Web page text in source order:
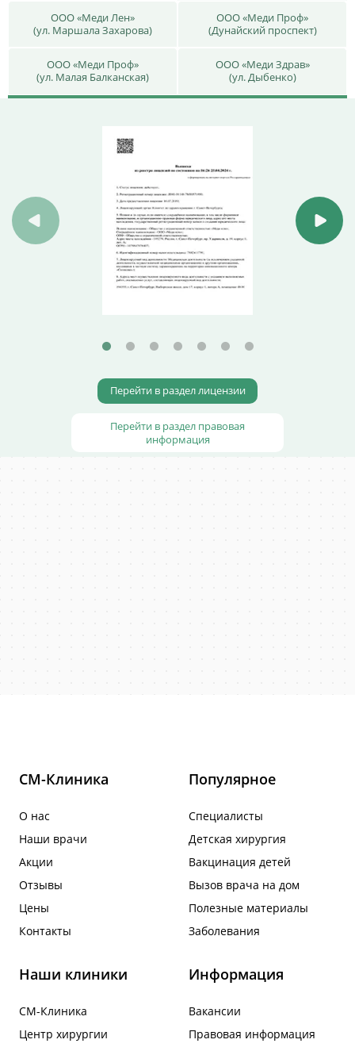
ООО «Меди Лен»
(ул. Маршала Захарова)
ООО «Меди Проф»
(Дунайский проспект)
ООО «Меди Проф»
(ул. Малая Балканская)
ООО «Меди Здрав»
(ул. Дыбенко)
Перейти в раздел лицензии
Перейти в раздел правовая
информация
СМ-Клиника
О нас
Наши врачи
Акции
Отзывы
Цены
Контакты
Популярное
Специалисты
Детская хирургия
Вакцинация детей
Вызов врача на дом
Полезные материалы
Заболевания
Наши клиники
СМ-Клиника
Центр хирургии
Информация
Вакансии
Правовая информация